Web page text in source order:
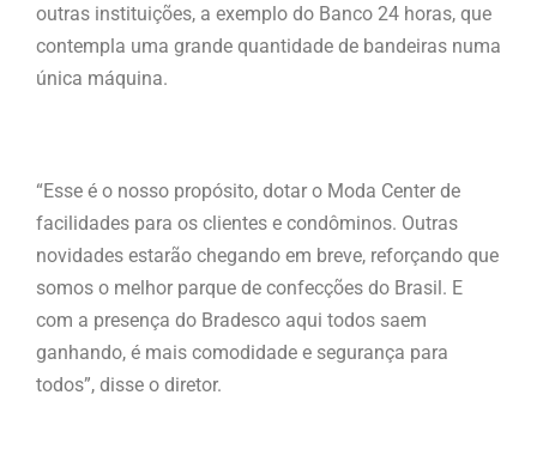
outras instituições, a exemplo do Banco 24 horas, que
contempla uma grande quantidade de bandeiras numa
única máquina.
“Esse é o nosso propósito, dotar o Moda Center de
facilidades para os clientes e condôminos. Outras
novidades estarão chegando em breve, reforçando que
somos o melhor parque de confecções do Brasil. E
com a presença do Bradesco aqui todos saem
ganhando, é mais comodidade e segurança para
todos”, disse o diretor.